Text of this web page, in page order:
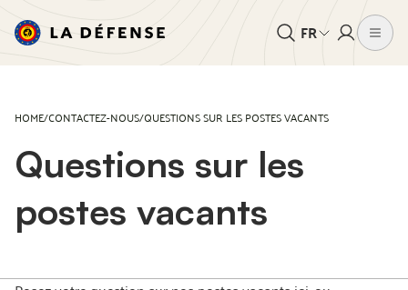
FR
HOME/CONTACTEZ-NOUS/QUESTIONS SUR LES POSTES VACANTS
Questions sur les
postes vacants